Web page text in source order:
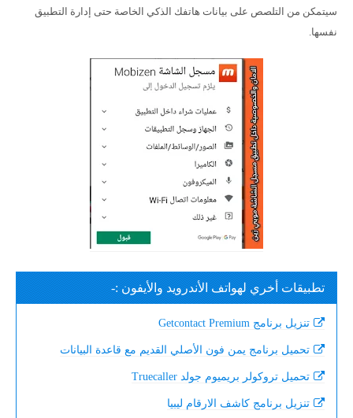
سيتمكن من التلصص على بيانات هاتفك الذكي الخاصة حتى إدارة التطبيق
نفسها.
تطبيقات أخري لهواتف الأندرويد والأيفون :-
تنزيل برنامج Getcontact Premium
تحميل برنامج يمن فون الأصلي القديم مع قاعدة البيانات
تحميل تروكولر بريميوم جولد Truecaller
تنزيل برنامج كاشف الارقام ليبيا